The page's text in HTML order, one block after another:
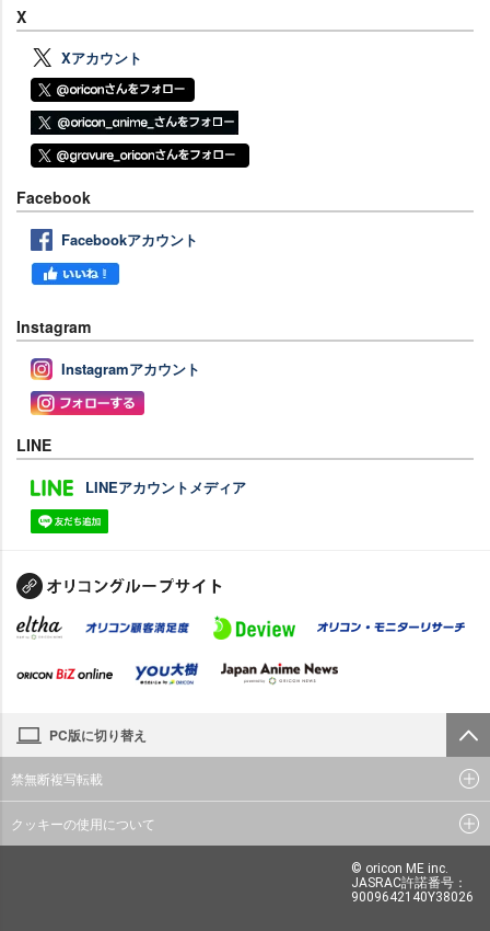
X
Xアカウント
Facebook
Facebookアカウント
Instagram
Instagramアカウント
LINE
LINEアカウントメディア
PC版に切り替え
禁無断複写転載
クッキーの使用について
© oricon ME inc.
JASRAC許諾番号：
9009642140Y38026